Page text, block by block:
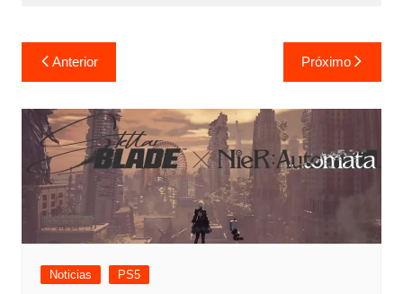
Navegação
de
Post
Anterior Próximo
Noticias PS5